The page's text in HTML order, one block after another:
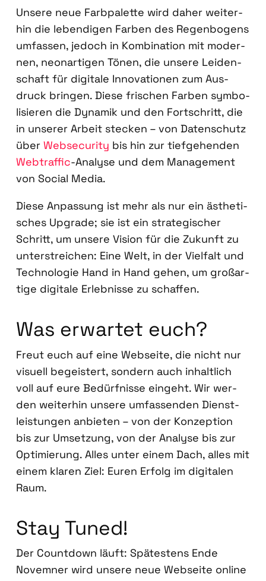
Unse­re neue Farb­pa­let­te wird daher wei­ter­
hin die leben­di­gen Far­ben des Regen­bo­gens
umfas­sen, jedoch in Kom­bi­na­ti­on mit moder­
nen, neon­ar­ti­gen Tönen, die unse­re Lei­den­
schaft für digi­ta­le Inno­va­tio­nen zum Aus­
druck brin­gen. Die­se fri­schen Far­ben sym­bo­
li­sie­ren die Dyna­mik und den Fort­schritt, die
in unse­rer Arbeit ste­cken – von Daten­schutz
über Web­se­cu­ri­ty bis hin zur tief­ge­hen­den
Webtraf­fic-Ana­ly­se und dem Manage­ment
von Social Media.
Die­se Anpas­sung ist mehr als nur ein ästhe­ti­
sches Upgrade; sie ist ein stra­te­gi­scher
Schritt, um unse­re Visi­on für die Zukunft zu
unter­strei­chen: Eine Welt, in der Viel­falt und
Tech­no­lo­gie Hand in Hand gehen, um groß­ar­
ti­ge digi­ta­le Erleb­nis­se zu schaf­fen.
Was erwar­tet euch?
Freut euch auf eine Web­sei­te, die nicht nur
visu­ell begeis­tert, son­dern auch inhalt­lich
voll auf eure Bedürf­nis­se ein­geht. Wir wer­
den wei­ter­hin unse­re umfas­sen­den Dienst­
leis­tun­gen anbie­ten – von der Kon­zep­ti­on
bis zur Umset­zung, von der Ana­ly­se bis zur
Opti­mie­rung. Alles unter einem Dach, alles mit
einem kla­ren Ziel: Euren Erfolg im digi­ta­len
Raum.
Stay Tun­ed!
Der Count­down läuft: Spä­tes­tens Ende
Novem­ner wird unse­re neue Web­sei­te online